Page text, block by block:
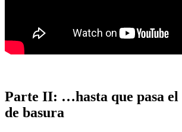
Parte II: …hasta que pasa
de basura